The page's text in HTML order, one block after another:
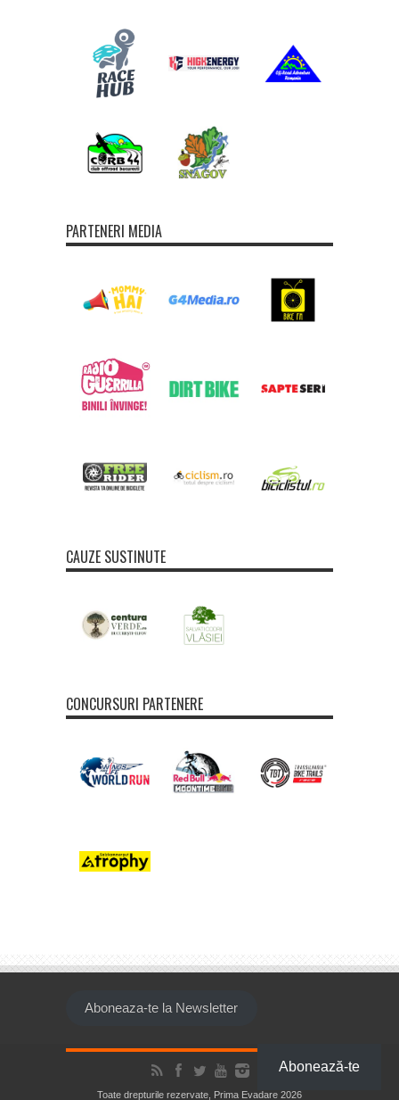
PARTENERI MEDIA
CAUZE SUSTINUTE
CONCURSURI PARTENERE
Aboneaza-te la Newsletter
Toate drepturile rezervate, Prima Evadare 2026
Abonează-te